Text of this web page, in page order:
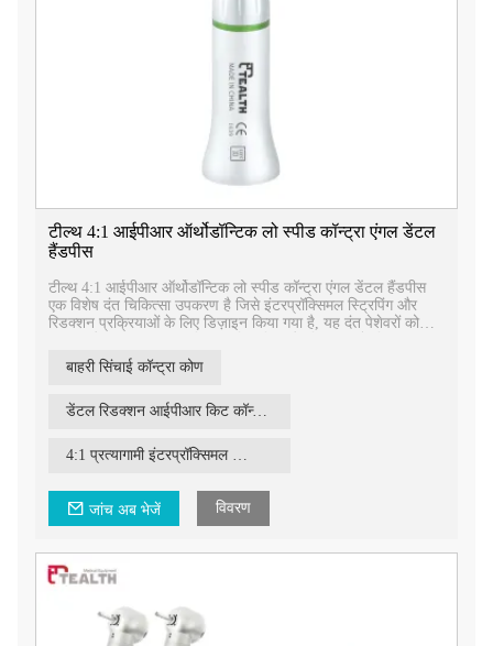
टील्थ 4:1 आईपीआर ऑर्थोडॉन्टिक लो स्पीड कॉन्ट्रा एंगल डेंटल
हैंडपीस
टील्थ 4:1 आईपीआर ऑर्थोडॉन्टिक लो स्पीड कॉन्ट्रा एंगल डेंटल हैंडपीस
एक विशेष दंत चिकित्सा उपकरण है जिसे इंटरप्रॉक्सिमल स्ट्रिपिंग और
रिडक्शन प्रक्रियाओं के लिए डिज़ाइन किया गया है, यह दंत पेशेवरों को
विश्वसनीय और कुशल उपकरण प्रदान करता है।
बाहरी सिंचाई कॉन्ट्रा कोण
डेंटल रिडक्शन आईपीआर किट कॉन्ट्रा एंगल
4:1 प्रत्यागामी इंटरप्रॉक्सिमल स्ट्रिप्रोक्सिमल टूल आईपीआर सिस्टम
जांच अब भेजें विवरण